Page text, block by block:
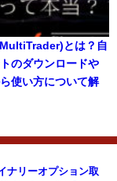
とは？自
のダウンロードや
使い方について解
ナリーオプション取